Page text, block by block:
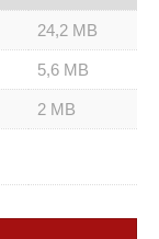
24,2 MB
5,6 MB
2 MB